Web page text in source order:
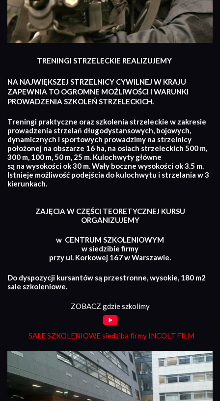
TRENINGI STRZELECKIE REALIZUJEMY
NA NAJWIĘKSZEJ STRZELNICY CYWILNEJ W KRAJU
ZAPEWNIA TO OGROMNE MOŻLIWOŚCI I WARUNKI
PROWADZENIA SZKOLEŃ STRZELECKICH.
Treningi praktyczne oraz szkolenia strzeleckie w zakresie
prowadzenia strzelań długodystansowych, bojowych,
dynamicznych i sportowych prowadzimy na strzelnicy
położonej na obszarze 16 ha, na osiach strzeleckich 500 m,
300 m, 100 m, 50 m, 25 m. Kulochwyty główne
są na wysokości ok 30 m. Wały boczne wysokości ok 3.5 m.
Istnieje możliwość podejścia do kulochwytu i strzelania w 3
kierunkach.
ZAJĘCIA W CZĘŚCI TEORETYCZNEJ KURSU
ORGANIZUJEMY
w CENTRUM SZKOLENIOWYM
w siedzibie firmy
przy ul. Korkowej 167 w Warszawie.
Do dyspozycji kursantów są przestronne, wysokie, 180 m2
sale szkoleniowe.
ZOBACZ gdzie szkolimy
SALE SZKOLENIOWE siedziba firmy INCOLT FILM